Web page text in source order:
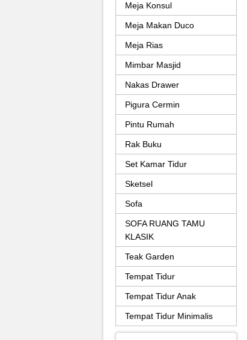
Meja Konsul
Meja Makan Duco
Meja Rias
Mimbar Masjid
Nakas Drawer
Pigura Cermin
Pintu Rumah
Rak Buku
Set Kamar Tidur
Sketsel
Sofa
SOFA RUANG TAMU
KLASIK
Teak Garden
Tempat Tidur
Tempat Tidur Anak
Tempat Tidur Minimalis